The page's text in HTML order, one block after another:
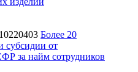
Более 20
субсидии от
за найм сотрудников